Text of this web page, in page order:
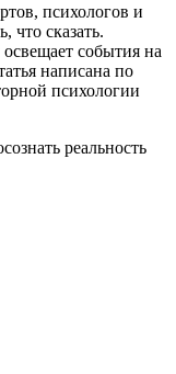
психологов и
что сказать.
события на
написана по
психологии
реальность